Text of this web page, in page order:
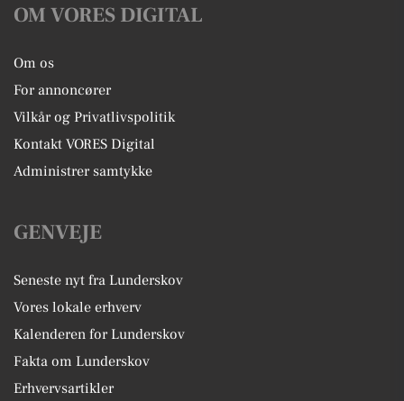
OM VORES DIGITAL
Om os
For annoncører
Vilkår og Privatlivspolitik
Kontakt VORES Digital
Administrer samtykke
GENVEJE
Seneste nyt fra Lunderskov
Vores lokale erhverv
Kalenderen for Lunderskov
Fakta om Lunderskov
Erhvervsartikler